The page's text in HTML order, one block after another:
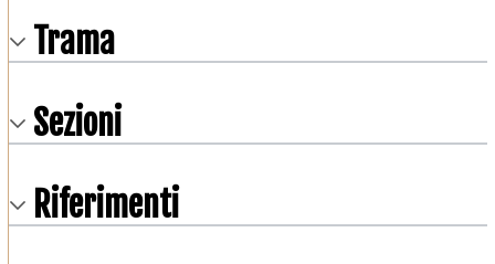
Trama
Sezioni
Riferimenti